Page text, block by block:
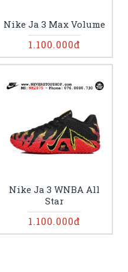
Nike Ja 3 Max Volume
1.100.000đ
Nike Ja 3 WNBA All
Star
1.100.000đ